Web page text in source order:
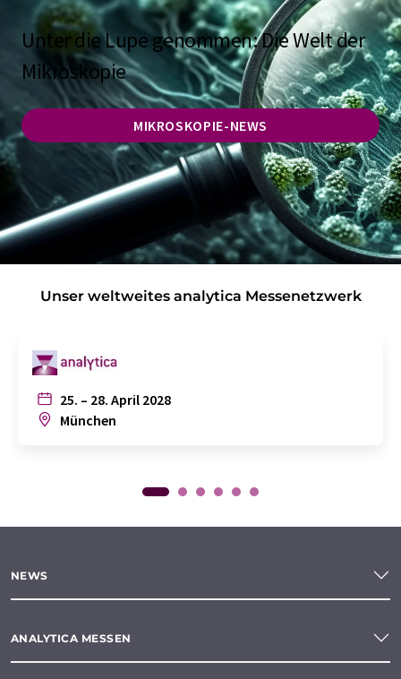
Unter die Lupe genommen: Die Welt der
Mikroskopie
MIKROSKOPIE-NEWS
Unser weltweites analytica Messenetzwerk
25. – 28. April 2028
München
NEWS
ANALYTICA MESSEN